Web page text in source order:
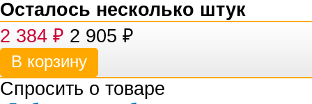
Осталось несколько штук
2 384 ₽ 2 905 ₽
Спросить о товаре